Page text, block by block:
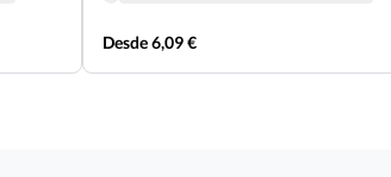
Desde 6,09 €